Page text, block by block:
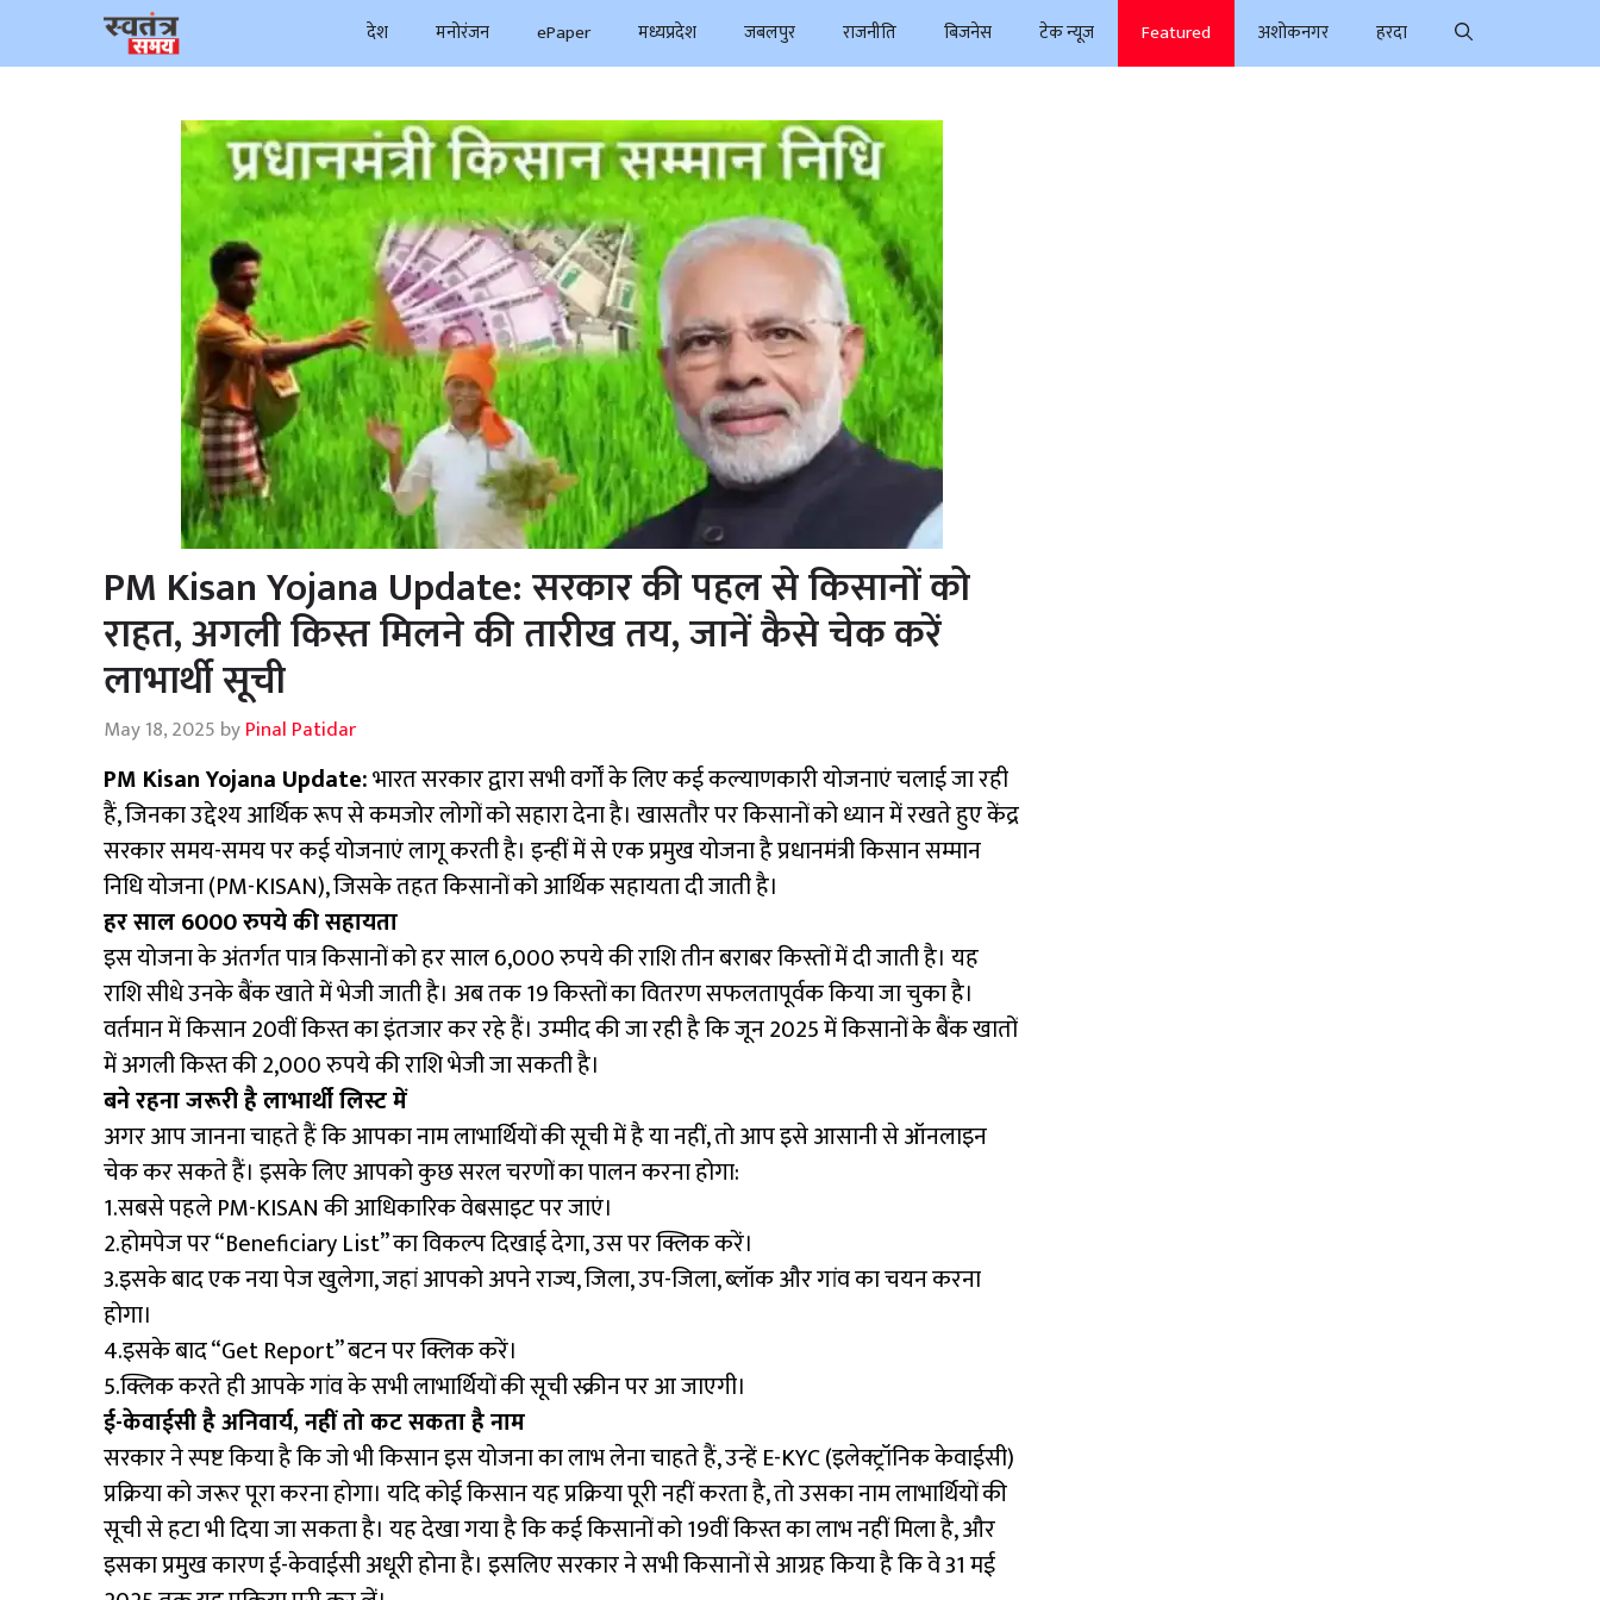
देश मनोरंजन ePaper मध्यप्रदेश जबलपुर राजनीति बिजनेस टेक न्यूज Featured अशोकनगर हरदा
PM Kisan Yojana Update: सरकार की पहल से किसानों को
राहत, अगली किस्त मिलने की तारीख तय, जानें कैसे चेक करें
लाभार्थी सूची
May 18, 2025 byPinal Patidar
PM Kisan Yojana Update:भारत सरकार द्वारा सभी वर्गों के लिए कई कल्याणकारी योजनाएं चलाई जा रही
हैं, जिनका उद्देश्य आर्थिक रूप से कमजोर लोगों को सहारा देना है। खासतौर पर किसानों को ध्यान में रखते हुए केंद्र
सरकार समय-समय पर कई योजनाएं लागू करती है। इन्हीं में से एक प्रमुख योजना है प्रधानमंत्री किसान सम्मान
निधि योजना (PM-KISAN), जिसके तहत किसानों को आर्थिक सहायता दी जाती है।
हर साल 6000 रुपये की सहायता
इस योजना के अंतर्गत पात्र किसानों को हर साल 6,000 रुपये की राशि तीन बराबर किस्तों में दी जाती है। यह
राशि सीधे उनके बैंक खाते में भेजी जाती है। अब तक 19 किस्तों का वितरण सफलतापूर्वक किया जा चुका है।
वर्तमान में किसान 20वीं किस्त का इंतजार कर रहे हैं। उम्मीद की जा रही है कि जून 2025 में किसानों के बैंक खातों
में अगली किस्त की 2,000 रुपये की राशि भेजी जा सकती है।
बने रहना जरूरी है लाभार्थी लिस्ट में
अगर आप जानना चाहते हैं कि आपका नाम लाभार्थियों की सूची में है या नहीं, तो आप इसे आसानी से ऑनलाइन
चेक कर सकते हैं। इसके लिए आपको कुछ सरल चरणों का पालन करना होगा:
1.सबसे पहले PM-KISAN की आधिकारिक वेबसाइट पर जाएं।
2.होमपेज पर “Beneficiary List” का विकल्प दिखाई देगा, उस पर क्लिक करें।
3.इसके बाद एक नया पेज खुलेगा, जहां आपको अपने राज्य, जिला, उप-जिला, ब्लॉक और गांव का चयन करना
होगा।
4.इसके बाद “Get Report” बटन पर क्लिक करें।
5.क्लिक करते ही आपके गांव के सभी लाभार्थियों की सूची स्क्रीन पर आ जाएगी।
ई-केवाईसी है अनिवार्य, नहीं तो कट सकता है नाम
सरकार ने स्पष्ट किया है कि जो भी किसान इस योजना का लाभ लेना चाहते हैं, उन्हें E-KYC (इलेक्ट्रॉनिक केवाईसी)
प्रक्रिया को जरूर पूरा करना होगा। यदि कोई किसान यह प्रक्रिया पूरी नहीं करता है, तो उसका नाम लाभार्थियों की
सूची से हटा भी दिया जा सकता है। यह देखा गया है कि कई किसानों को 19वीं किस्त का लाभ नहीं मिला है, और
इसका प्रमुख कारण ई-केवाईसी अधूरी होना है। इसलिए सरकार ने सभी किसानों से आग्रह किया है कि वे 31 मई